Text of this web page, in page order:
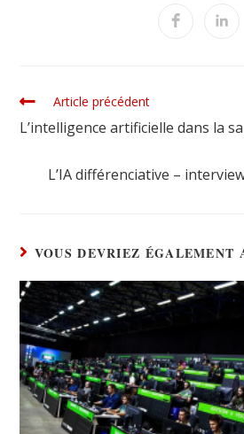
Article précédent
L’intelligence artificielle dans la
L’IA différenciative –
VOUS DEVRIEZ ÉGALEMENT